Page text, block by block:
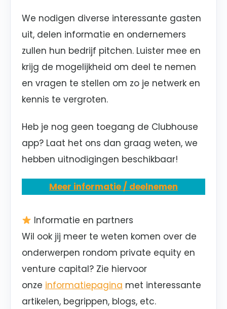
We nodigen diverse interessante gasten
uit, delen informatie en ondernemers
zullen hun bedrijf pitchen. Luister mee en
krijg de mogelijkheid om deel te nemen
en vragen te stellen om zo je netwerk en
kennis te vergroten.
Heb je nog geen toegang de Clubhouse
app? Laat het ons dan graag weten, we
hebben uitnodigingen beschikbaar!
Meer informatie / deelnemen
Informatie en partners
Wil ook jij meer te weten komen over de
onderwerpen rondom private equity en
venture capital? Zie hiervoor
onze informatiepagina met interessante
artikelen, begrippen, blogs, etc.